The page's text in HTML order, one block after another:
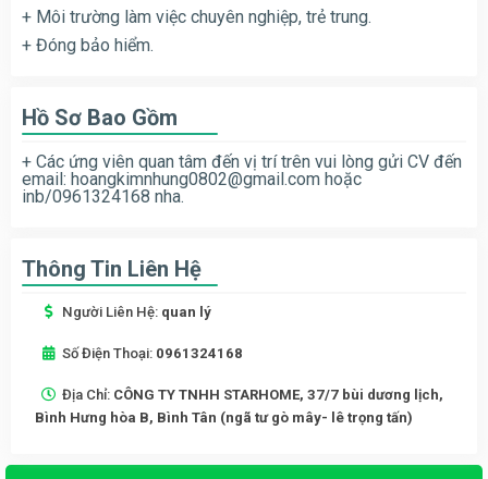
+ Môi trường làm việc chuyên nghiệp, trẻ trung.
+ Đóng bảo hiểm.
Hồ Sơ Bao Gồm
+ Các ứng viên quan tâm đến vị trí trên vui lòng gửi CV đến
email: hoangkimnhung0802@gmail.com hoặc
inb/0961324168 nha.
Thông Tin Liên Hệ
Người Liên Hệ: quan lý
Số Điện Thoại: 0961324168
Địa Chỉ: CÔNG TY TNHH STARHOME, 37/7 bùi dương lịch,
Bình Hưng hòa B, Bình Tân (ngã tư gò mây- lê trọng tấn)